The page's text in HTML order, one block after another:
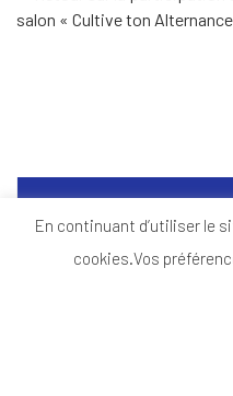
Actualités
Retour sur la
au salon « Cultive ton
En continuant d’utiliser le
cookies.Vos